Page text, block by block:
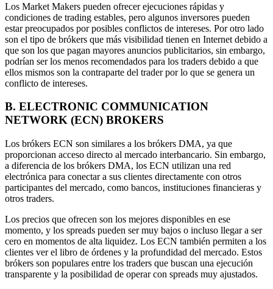
Los Market Makers pueden ofrecer ejecuciones rápidas y
condiciones de trading estables, pero algunos inversores pueden
estar preocupados por posibles conflictos de intereses. Por otro lado
son el tipo de brókers que más visibilidad tienen en Internet debido a
que son los que pagan mayores anuncios publicitarios, sin embargo,
podrían ser los menos recomendados para los traders debido a que
ellos mismos son la contraparte del trader por lo que se genera un
conflicto de intereses.
B. ELECTRONIC COMMUNICATION
NETWORK (ECN) BROKERS
Los brókers ECN son similares a los brókers DMA, ya que
proporcionan acceso directo al mercado interbancario. Sin embargo,
a diferencia de los brókers DMA, los ECN utilizan una red
electrónica para conectar a sus clientes directamente con otros
participantes del mercado, como bancos, instituciones financieras y
otros traders.
Los precios que ofrecen son los mejores disponibles en ese
momento, y los spreads pueden ser muy bajos o incluso llegar a ser
cero en momentos de alta liquidez. Los ECN también permiten a los
clientes ver el libro de órdenes y la profundidad del mercado. Estos
brókers son populares entre los traders que buscan una ejecución
transparente y la posibilidad de operar con spreads muy ajustados.